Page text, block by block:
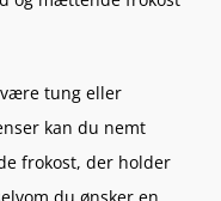
tung eller
kan du nemt
frokost, der holder